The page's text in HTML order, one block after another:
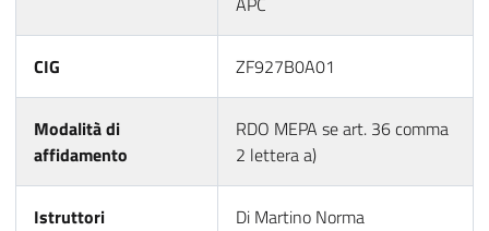
CIG ZF927B0A01
Modalità di
affidamento
RDO MEPA se art. 36 comma
2 lettera a)
Istruttori Di Martino Norma